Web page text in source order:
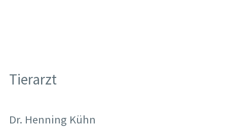
Tierarzt
Dr. Henning Kühn